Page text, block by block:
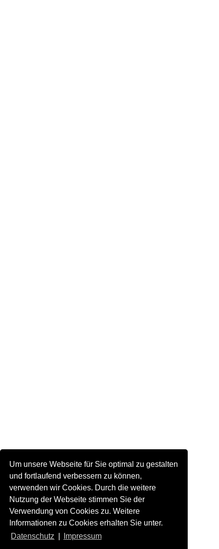
Um unsere Webseite für Sie optimal zu gestalten
und fortlaufend verbessern zu können,
verwenden wir Cookies. Durch die weitere
Nutzung der Webseite stimmen Sie der
Verwendung von Cookies zu. Weitere
Informationen zu Cookies erhalten Sie unter.
Datenschutz
Impressum